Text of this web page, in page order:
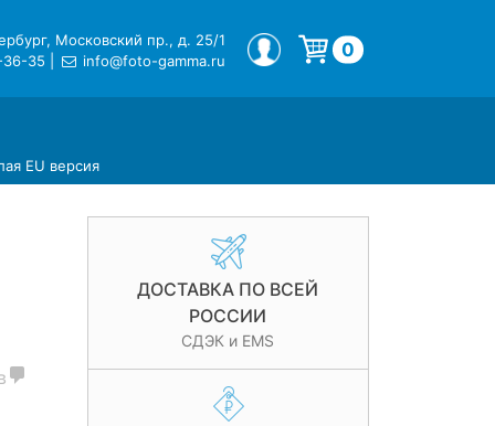
Московский пр., д. 25/1
36-35
info@foto-gamma.ru
МОЙ ПРОФИЛЬ 0
EU версия
ДОСТАВКА ПО ВСЕЙ
РОССИИ
СДЭК и EMS